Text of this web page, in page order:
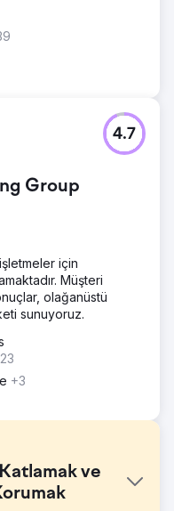
Group
4.7
için
Müşteri
olağanüstü
sunuyoruz.
+3
ve